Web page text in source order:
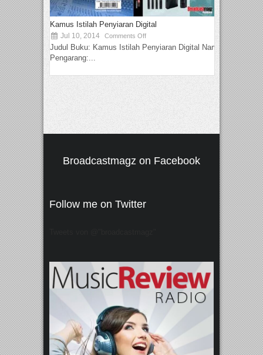
Kamus Istilah Penyiaran Digital
Jul 10, 2014 Comments Off
Judul Buku: Kamus Istilah Penyiaran Digital Nama
Pengarang:...
Broadcastmagz on Facebook
Follow me on Twitter